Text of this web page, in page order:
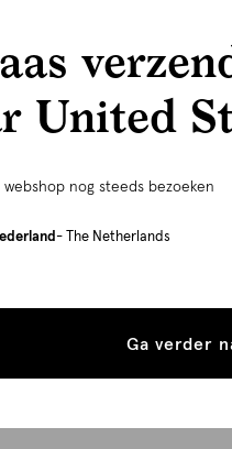
United
nog steeds bezoeken
- The Netherlands
Ga verder